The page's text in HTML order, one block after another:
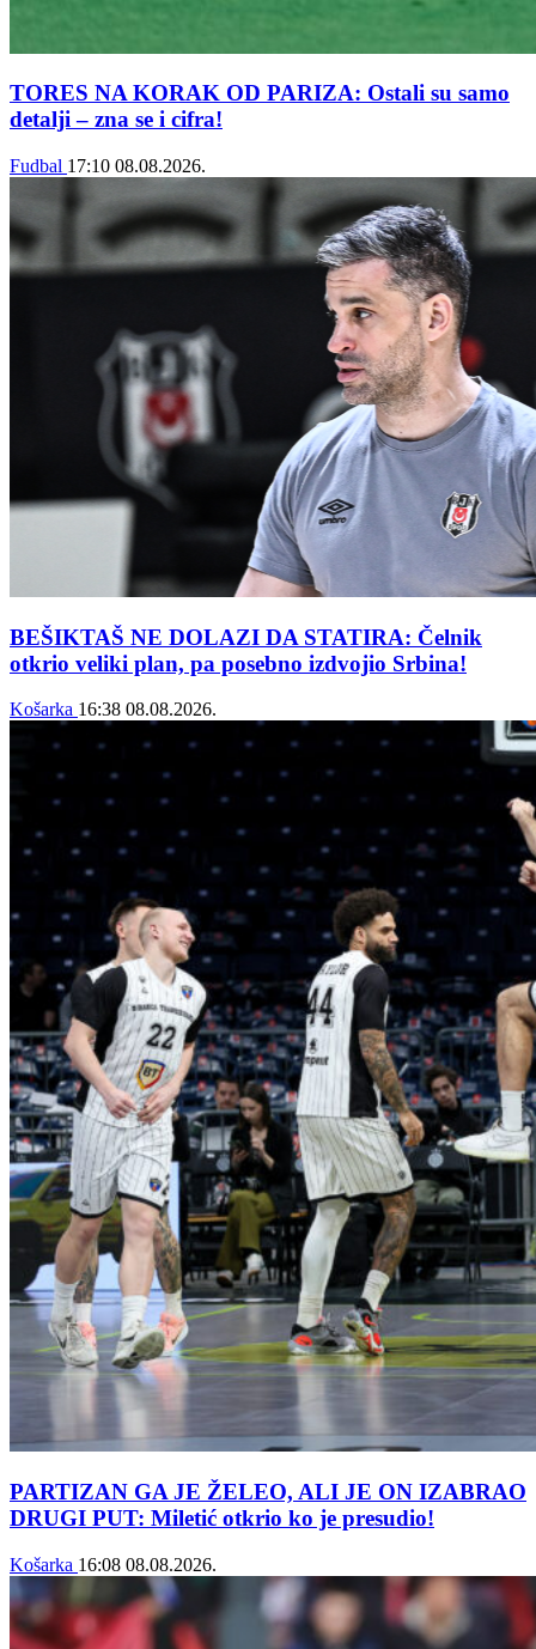
TORES NA KORAK OD PARIZA: Ostali su samo
detalji – zna se i cifra!
Fudbal 17:10 08.08.2026.
BEŠIKTAŠ NE DOLAZI DA STATIRA: Čelnik
otkrio veliki plan, pa posebno izdvojio Srbina!
Košarka 16:38 08.08.2026.
PARTIZAN GA JE ŽELEO, ALI JE ON IZABRAO
DRUGI PUT: Miletić otkrio ko je presudio!
Košarka 16:08 08.08.2026.